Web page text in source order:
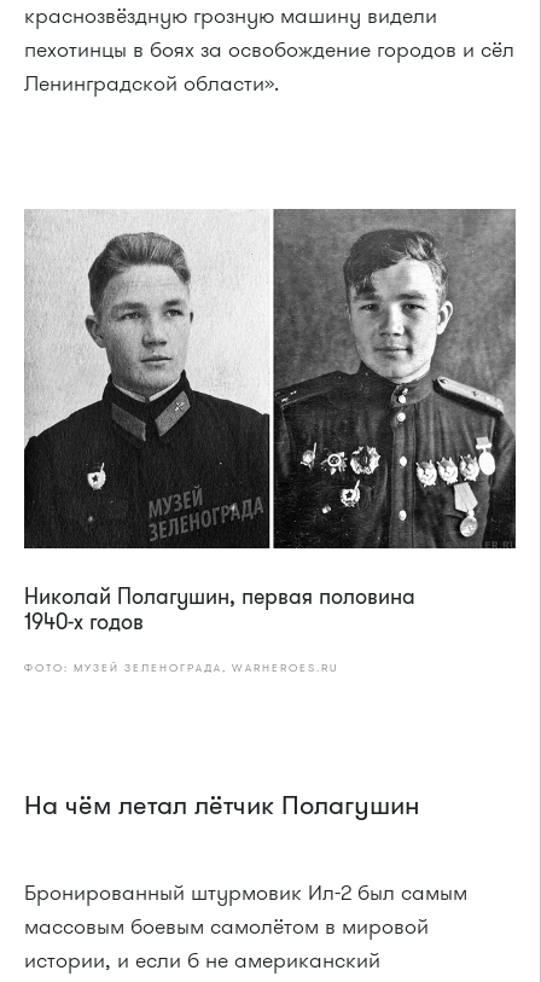
краснозвёздную грозную машину видели
пехотинцы в боях за освобождение городов и сёл
Ленинградской области».
Николай Полагушин, первая половина
1940-х годов
ФОТО: МУЗЕЙ ЗЕЛЕНОГРАДА, WARHEROES.RU
На чём летал лётчик Полагушин
Бронированный штурмовик Ил-2 был самым
массовым боевым самолётом в мировой
истории, и если б не американский